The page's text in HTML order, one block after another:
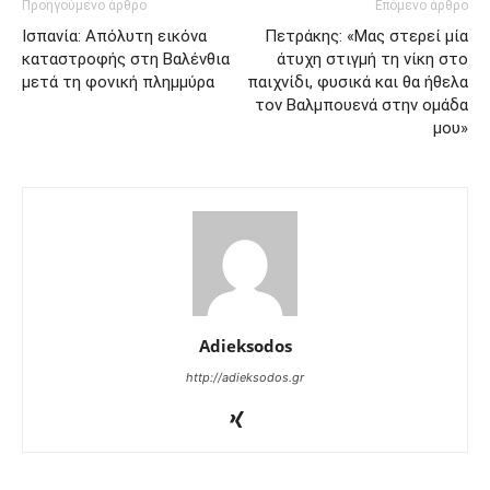
Προηγούμενο άρθρο
Ισπανία: Απόλυτη εικόνα
καταστροφής στη Βαλένθια
μετά τη φονική πλημμύρα
Επόμενο άρθρο
Πετράκης: «Μας στερεί μία
άτυχη στιγμή τη νίκη στο
παιχνίδι, φυσικά και θα ήθελα
τον Βαλμπουενά στην ομάδα
μου»
Adieksodos
http://adieksodos.gr